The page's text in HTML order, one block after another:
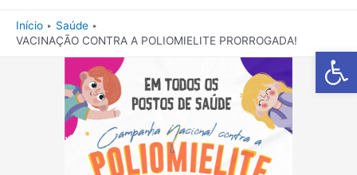
Barra de
Início
Saúde
VACINAÇÃO CONTRA A POLIOMIELITE PRORROGADA!